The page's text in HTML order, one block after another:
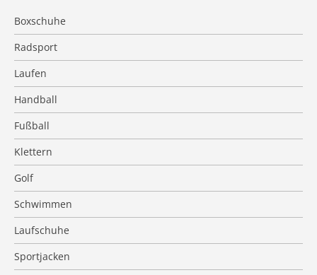
Boxschuhe
Radsport
Laufen
Handball
Fußball
Klettern
Golf
Schwimmen
Laufschuhe
Sportjacken